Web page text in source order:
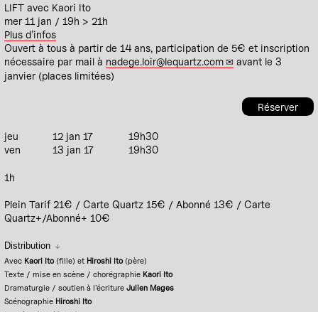
LIFT avec Kaori Ito
mer 11 jan / 19h > 21h
Plus d’infos
Ouvert à tous à partir de 14 ans, participation de 5€ et inscription
nécessaire par mail à nadege.loir@lequartz.com
avant le 3
janvier (places limitées)
Réserver
jeu 12 jan 17
19h30
ven
13 jan 17 19h30
1h
Plein Tarif 21€ / Carte Quartz 15€ / Abonné 13€ / Carte
Quartz+/Abonné+ 10€
Distribution
Avec Kaori Ito(fille) et Hiroshi Ito(père)
Texte / mise en scène / chorégraphie Kaori Ito
Dramaturgie / soutien à l’écritureJulien Mages
Scénographie Hiroshi Ito